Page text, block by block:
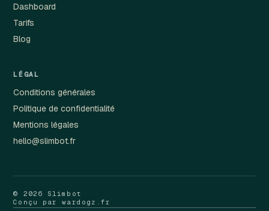
Dashboard
Tarifs
Blog
LÉGAL
Conditions générales
Politique de confidentialité
Mentions légales
hello@slimbot.fr
© 2026 Slimbot
Conçu par wardogz.fr